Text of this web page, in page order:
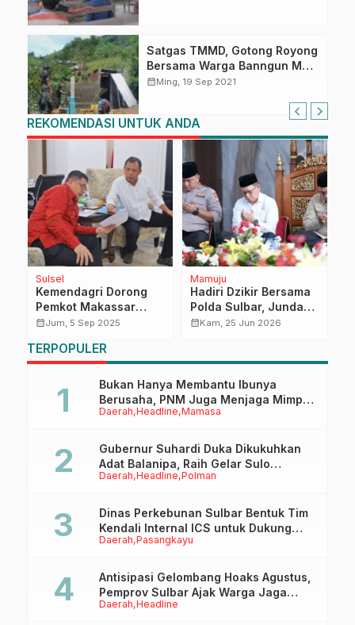
Satgas TMMD, Gotong Royong
Bersama Warga Banngun MCK
dan Bak Air
calendar_monthMing, 19 Sep 2021
REKOMENDASI UNTUK ANDA
Sulsel
Kemendagri Dorong
Pemkot Makassar
Terus Lahirkan Inovasi
Masyarakat
calendar_monthJum, 5 Sep 2025
Mamuju
Hadiri Dzikir Bersama
Polda Sulbar, Junda
Maulana Tekankan
calendar_monthKam, 25 Jun 2026
TERPOPULER
Daerah Headline Mamasa
Bukan Hanya Membantu Ibunya
Berusaha, PNM Juga Menjaga Mimpi
Anaknya Untuk Menggapai Cita-Cita
Daerah Headline Polman
Gubernur Suhardi Duka Dikukuhkan
Adat Balanipa, Raih Gelar Sulo
Tappidena
Daerah Pasangkayu
Dinas Perkebunan Sulbar Bentuk Tim
Kendali Internal ICS untuk Dukung
Sertifikasi ISPO Pekebun di
Daerah Headline
Antisipasi Gelombang Hoaks Agustus,
Pemprov Sulbar Ajak Warga Jaga
Ruang Digital